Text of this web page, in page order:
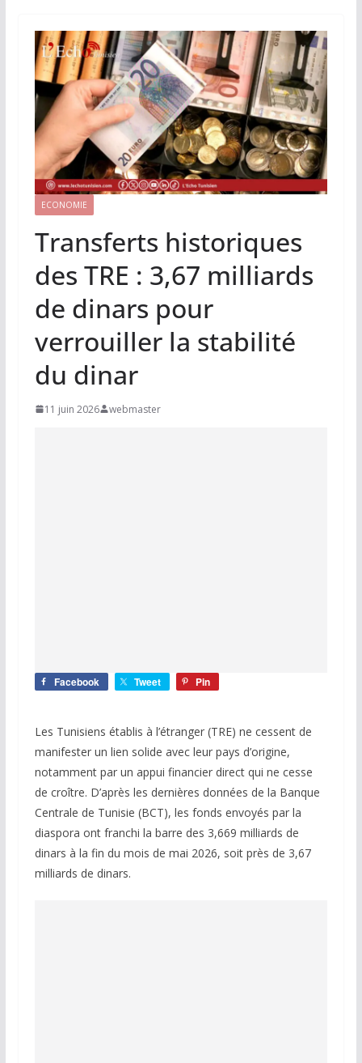
ECONOMIE
Transferts historiques
des TRE : 3,67 milliards
de dinars pour
verrouiller la stabilité
du dinar
11 juin 2026 webmaster
Facebook Tweet Pin
Les Tunisiens établis à l’étranger (TRE) ne cessent de
manifester un lien solide avec leur pays d’origine,
notamment par un appui financier direct qui ne cesse
de croître. D’après les dernières données de la Banque
Centrale de Tunisie (BCT), les fonds envoyés par la
diaspora ont franchi la barre des 3,669 milliards de
dinars à la fin du mois de mai 2026, soit près de 3,67
milliards de dinars.